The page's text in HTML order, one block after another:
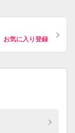
お気に入り登録